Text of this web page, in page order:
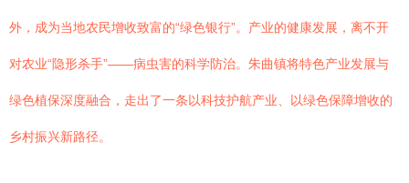
外，成为当地农民增收致富的“绿色银行”。产业的健康发展，离不开
对农业“隐形杀手”——病虫害的科学防治。朱曲镇将特色产业发展与
绿色植保深度融合，走出了一条以科技护航产业、以绿色保障增收的
乡村振兴新路径。